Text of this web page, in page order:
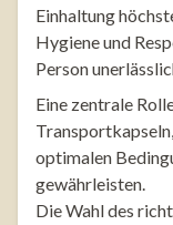
Einhaltung
Hygiene und
Person
Eine zentrale
optimalen
gewährleisten.
Die Wahl des